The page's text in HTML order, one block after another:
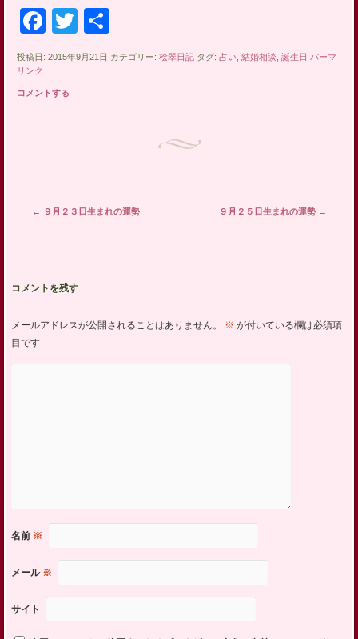
Facebook
Twitter
有
投稿日: 2015年9月21日 カテゴリー:桧翠日記 タグ:占い ,結婚相談 ,誕生日 パーマ
リンク
コメントする
投稿ナビゲーション
← ９月２３日生まれの運勢 ９月２５日生まれの運勢 →
コメントを残す
メールアドレスが公開されることはありません。 ※ が付いている欄は必須項
目です
名前 ※
メール ※
サイト